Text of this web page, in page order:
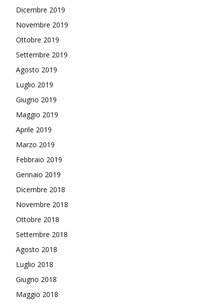
Dicembre 2019
Novembre 2019
Ottobre 2019
Settembre 2019
Agosto 2019
Luglio 2019
Giugno 2019
Maggio 2019
Aprile 2019
Marzo 2019
Febbraio 2019
Gennaio 2019
Dicembre 2018
Novembre 2018
Ottobre 2018
Settembre 2018
Agosto 2018
Luglio 2018
Giugno 2018
Maggio 2018